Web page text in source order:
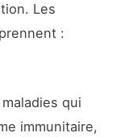
Les
:
qui
immunitaire,